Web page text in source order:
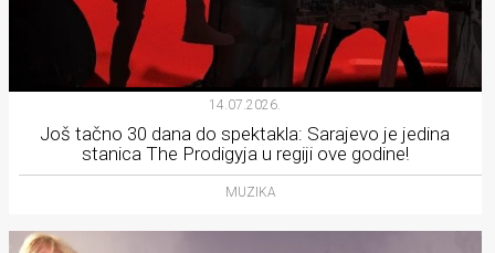
14.07.2026.
Još tačno 30 dana do spektakla: Sarajevo je jedina
stanica The Prodigyja u regiji ove godine!
MUZIKA